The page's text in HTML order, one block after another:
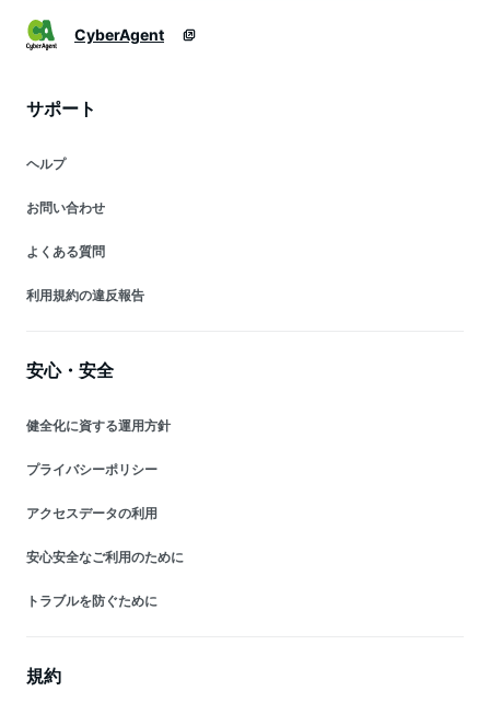
CyberAgent
サポート
ヘルプ
お問い合わせ
よくある質問
利用規約の違反報告
安心・安全
健全化に資する運用方針
プライバシーポリシー
アクセスデータの利用
安心安全なご利用のために
トラブルを防ぐために
規約